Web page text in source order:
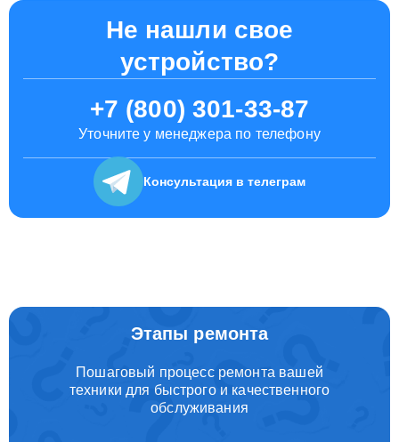
Не нашли свое
устройство?
+7 (800) 301-33-87
Уточните у менеджера по телефону
Консультация в телеграм
Этапы ремонта
Пошаговый процесс ремонта вашей
техники для быстрого и качественного
обслуживания